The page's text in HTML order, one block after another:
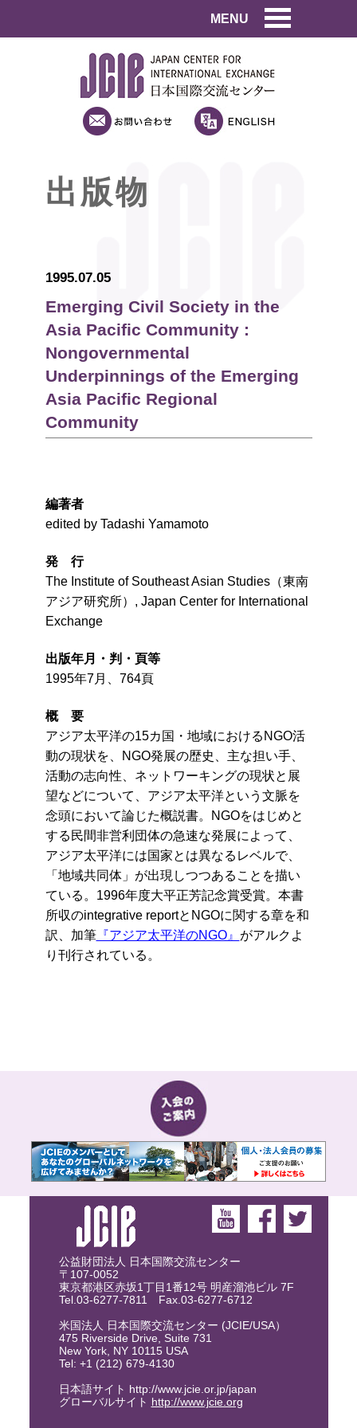
MENU
出版物
1995.07.05
Emerging Civil Society in the
Asia Pacific Community :
Nongovernmental
Underpinnings of the Emerging
Asia Pacific Regional
Community
編著者
edited by Tadashi Yamamoto
発 行
The Institute of Southeast Asian Studies（東南
アジア研究所）, Japan Center for International
Exchange
出版年月・判・頁等
1995年7月、764頁
概 要
アジア太平洋の15カ国・地域におけるNGO活
動の現状を、NGO発展の歴史、主な担い手、
活動の志向性、ネットワーキングの現状と展
望などについて、アジア太平洋という文脈を
念頭において論じた概説書。NGOをはじめと
する民間非営利団体の急速な発展によって、
アジア太平洋には国家とは異なるレベルで、
「地域共同体」が出現しつつあることを描い
ている。1996年度大平正芳記念賞受賞。本書
所収のintegrative reportとNGOに関する章を和
訳、加筆『アジア太平洋のNGO』 がアルクよ
り刊行されている。
公益財団法人 日本国際交流センター
〒107-0052
東京都港区赤坂1丁目1番12号 明産溜池ビル 7F
Tel.03-6277-7811 Fax.03-6277-6712
米国法人 日本国際交流センター (JCIE/USA）
475 Riverside Drive, Suite 731
New York, NY 10115 USA
Tel: +1 (212) 679-4130
日本語サイト http://www.jcie.or.jp/japan
グローバルサイト http://www.jcie.org